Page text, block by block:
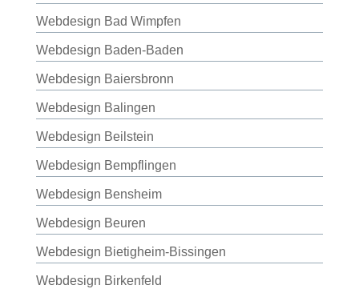
Webdesign Bad Wimpfen
Webdesign Baden-Baden
Webdesign Baiersbronn
Webdesign Balingen
Webdesign Beilstein
Webdesign Bempflingen
Webdesign Bensheim
Webdesign Beuren
Webdesign Bietigheim-Bissingen
Webdesign Birkenfeld